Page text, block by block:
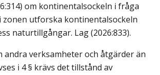
om kontinentalsockeln i fråga
utforska kontinentalsockeln
naturtillgångar. Lag (2026:833).
andra verksamheter och åtgärder än
i 4 § krävs det tillstånd av